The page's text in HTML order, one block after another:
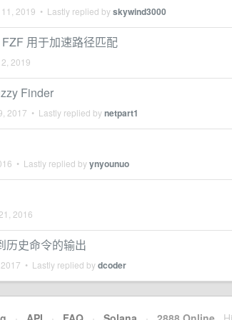
2019 • Lastly replied byskywind3000
用于加速路径匹配
2019
Finder
2017 • Lastly replied bynetpart1
• Lastly replied byynyounuo
2016
历史命令的输出
• Lastly replied bydcoder